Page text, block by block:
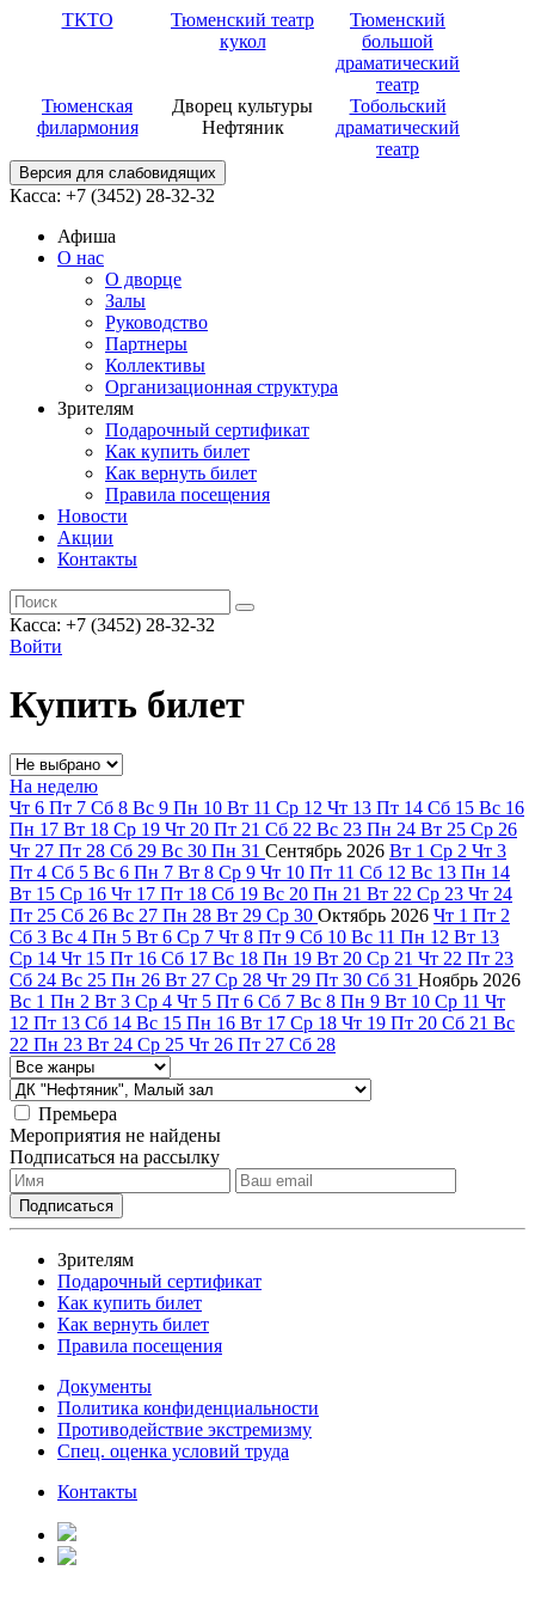
ТКТО
Тюменский театр
кукол
Тюменский
большой
драматический
театр
Тюменская
филармония
Дворец культуры
Нефтяник
Тобольский
драматический
театр
Версия для слабовидящих
Касса: +7 (3452) 28-32-32
Афиша
О нас
О дворце
Залы
Руководство
Партнеры
Коллективы
Организационная структура
Зрителям
Подарочный сертификат
Как купить билет
Как вернуть билет
Правила посещения
Новости
Акции
Контакты
Касса: +7 (3452) 28-32-32
Войти
Купить билет
На неделю
Чт 6 Пт 7 Сб 8 Вс 9 Пн 10 Вт 11 Ср 12 Чт 13 Пт 14 Сб 15 Вс 16
Пн 17 Вт 18 Ср 19 Чт 20 Пт 21 Сб 22 Вс 23 Пн 24 Вт 25 Ср 26
Чт 27 Пт 28 Сб 29 Вс 30 Пн 31 Сентябрь 2026 Вт 1 Ср 2 Чт 3
Пт 4 Сб 5 Вс 6 Пн 7 Вт 8 Ср 9 Чт 10 Пт 11 Сб 12 Вс 13 Пн 14
Вт 15 Ср 16 Чт 17 Пт 18 Сб 19 Вс 20 Пн 21 Вт 22 Ср 23 Чт 24
Пт 25 Сб 26 Вс 27 Пн 28 Вт 29 Ср 30 Октябрь 2026 Чт 1 Пт 2
Сб 3 Вс 4 Пн 5 Вт 6 Ср 7 Чт 8 Пт 9 Сб 10 Вс 11 Пн 12 Вт 13
Ср 14 Чт 15 Пт 16 Сб 17 Вс 18 Пн 19 Вт 20 Ср 21 Чт 22 Пт 23
Сб 24 Вс 25 Пн 26 Вт 27 Ср 28 Чт 29 Пт 30 Сб 31 Ноябрь 2026
Вс 1 Пн 2 Вт 3 Ср 4 Чт 5 Пт 6 Сб 7 Вс 8 Пн 9 Вт 10 Ср 11 Чт
12 Пт 13 Сб 14 Вс 15 Пн 16 Вт 17 Ср 18 Чт 19 Пт 20 Сб 21 Вс
22 Пн 23 Вт 24 Ср 25 Чт 26 Пт 27 Сб 28
Премьера
Мероприятия не найдены
Подписаться на рассылку
Зрителям
Подарочный сертификат
Как купить билет
Как вернуть билет
Правила посещения
Документы
Политика конфиденциальности
Противодействие экстремизму
Спец. оценка условий труда
Контакты